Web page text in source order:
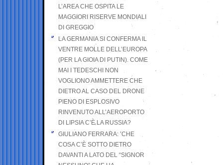
L’AREA CHE OSPITA LE
MAGGIORI RISERVE MONDIALI
DI GREGGIO
LA GERMANIA SI CONFERMA IL
VENTRE MOLLE DELL’EUROPA
(PER LA GIOIA DI PUTIN). COME
MAI I TEDESCHI NON
VOGLIONO AMMETTERE CHE
DIETRO AL CASO DEL DRONE
PIENO DI ESPLOSIVO
RINVENUTO ALL’AEROPORTO
DI LIPSIA C’È LA RUSSIA?
GIULIANO FERRARA: ’CHE
COSA C’È SOTTO DIETRO
DAVANTI A LATO DEL “SIGNOR